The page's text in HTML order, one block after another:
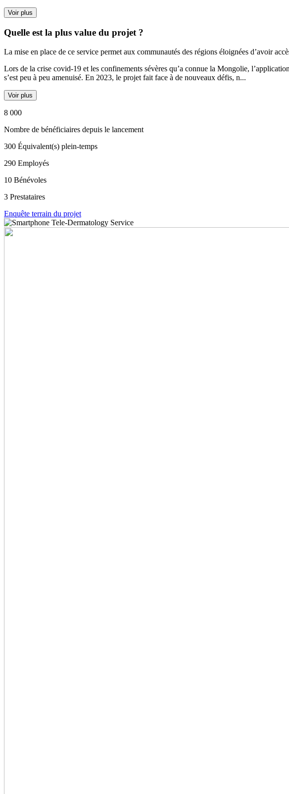
Voir plus
Quelle est la plus value du projet ?
La mise en place de ce service permet aux communautés des régions éloignées d’avoir
Lors de la crise covid-19 et les confinements sévères qu’a connue la Mongolie,
s’est peu à peu amenuisé. En 2023, le projet fait face à de nouveaux défis, n...
Voir plus
8 000
Nombre de bénéficiaires depuis le lancement
300 Équivalent(s) plein-temps
290 Employés
10 Bénévoles
3 Prestataires
Enquête terrain du projet